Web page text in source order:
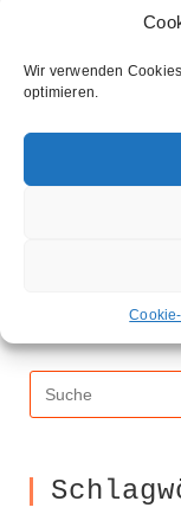
Wir verwenden
optimieren.
ab Klasse 10 G /
Beitrag
veröffentlicht:
3. Juli 2020
093 –
Die Spiegelung
erfährst du, was